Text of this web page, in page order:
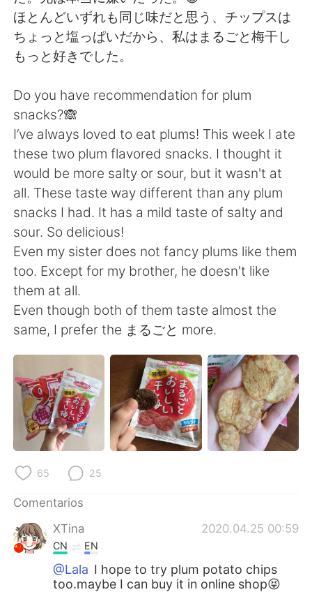
Français Deutsch
日本語
Русский
Indonesia
Türkçe Tiếng Việt
Português
ほとんどいずれも同じ味だと思う、チップスは
ちょっと塩っぱいだから、私はまるごと梅干し
もっと好きでした。
Do you have recommendation for plum
snacks?🙈
I’ve always loved to eat plums! This week I ate
these two plum flavored snacks. I thought it
would be more salty or sour, but it wasn't at
all. These taste way different than any plum
snacks I had. It has a mild taste of salty and
sour. So delicious!
Even my sister does not fancy plums like them
too. Except for my brother, he doesn't like
them at all.
Even though both of them taste almost the
same, I prefer the まるごと more.
65 25
Comentarios
XTina
2020.04.25 00:59
CN EN
@Lala I hope to try plum potato chips
too.maybe I can buy it in online shop😝